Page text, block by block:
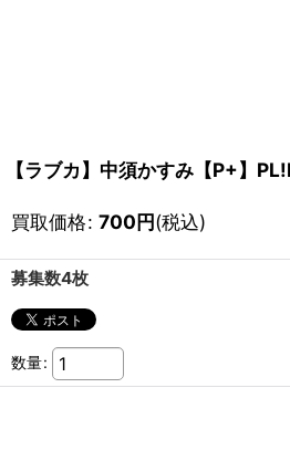
【ラブカ】中須かすみ【P+】
買取価格: 700円(税込)
募集数4枚
数量: